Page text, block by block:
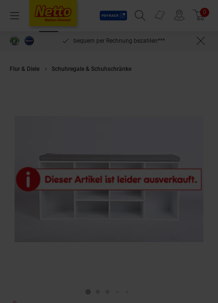
Menü
Payback
Suchfeld einblenden
Prospekte 0
bequem per Rechnung bezahlen***
Flur & Diele Schuhregale & Schuhschränke